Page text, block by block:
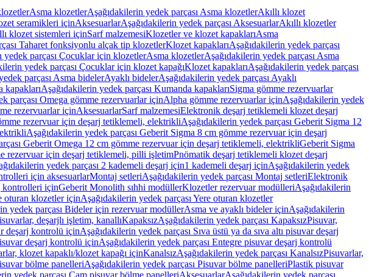
Asma klozetlerAşağıdakilerin yedek parçası Asma klozetlerAkıllı klozet
seramikleri içinAksesuarlarAşağıdakilerin yedek parçası AksesuarlarAkıllı klozetler
klozet sistemleri içinSarf malzemesiKlozetler ve klozet kapaklarıAsma
Taharet fonksiyonlu alçak tip klozetlerKlozet kapaklarıAşağıdakilerin yedek parçası
yedek parçası Çocuklar için klozetlerAsma klozetlerAşağıdakilerin yedek parçası Asma
yedek parçası Çocuklar için klozet kapağıKlozet kapaklarıAşağıdakilerin yedek parçası
parçası Asma bidelerAyaklı bidelerAşağıdakilerin yedek parçası Ayaklı
kapaklarıAşağıdakilerin yedek parçası Kumanda kapaklarıSigma gömme rezervuarlar
parçası Omega gömme rezervuarlar içinAlpha gömme rezervuarlar içinAşağıdakilerin yedek
rezervuarlar içinAksesuarlarSarf malzemesiElektronik deşarj tetiklemeli klozet deşarj
rezervuar için deşarj tetiklemeli, elektrikliAşağıdakilerin yedek parçası Geberit Sigma 12
Aşağıdakilerin yedek parçası Geberit Sigma 8 cm gömme rezervuar için deşarj
Geberit Omega 12 cm gömme rezervuar için deşarj tetiklemeli, elektrikliGeberit Sigma
rezervuar için deşarj tetiklemeli, pilli işletimPnömatik deşarj tetiklemeli klozet deşarj
yedek parçası 2 kademeli deşarj için1 kademeli deşarj içinAşağıdakilerin yedek
için aksesuarlarMontaj setleriAşağıdakilerin yedek parçası Montaj setleriElektronik
kontrolleri içinGeberit Monolith sıhhi modüllerKlozetler rezervuar modülleriAşağıdakilerin
oturan klozetler içinAşağıdakilerin yedek parçası Yere oturan klozetler
yedek parçası Bideler için rezervuar modüllerAsma ve ayaklı bideler içinAşağıdakilerin
deşarjlı işletim, kanallıKapaksızAşağıdakilerin yedek parçası KapaksızPisuvar,
deşarj kontrolü içinAşağıdakilerin yedek parçası Sıva üstü ya da sıva altı pisuvar deşarj
deşarj kontrolü içinAşağıdakilerin yedek parçası Entegre pisuvar deşarj kontrolü
klozet kapaklı/klozet kapağı içinKanalsızAşağıdakilerin yedek parçası KanalsızPisuvarlar,
bölme panelleriAşağıdakilerin yedek parçası Pisuvar bölme panelleriPlastik pisuvar
yedek parçası Cam pisuvar bölme panelleriAksesuarlarAşağıdakilerin yedek parçası